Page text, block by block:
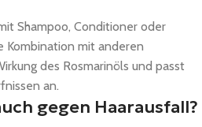
Shampoo, Conditioner oder
Kombination mit anderen
des Rosmarinöls und passt
an.
gegen Haarausfall?